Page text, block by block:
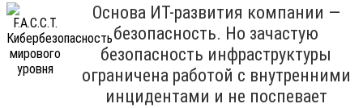
Основа ИТ-развития компании —
безопасность. Но зачастую
безопасность инфраструктуры
ограничена работой с внутренними
инцидентами и не поспевает